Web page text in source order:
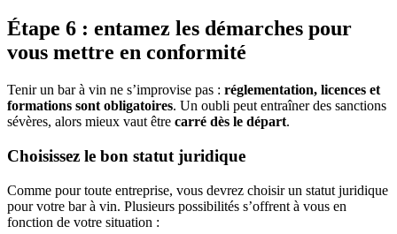
Étape 6 : entamez les démarches pour
vous mettre en conformité
Tenir un bar à vin ne s’improvise pas : réglementation, licences et
formations sont obligatoires. Un oubli peut entraîner des sanctions
sévères, alors mieux vaut être carré dès le départ.
Choisissez le bon statut juridique
Comme pour toute entreprise, vous devrez choisir un statut juridique
pour votre bar à vin. Plusieurs possibilités s’offrent à vous en
fonction de votre situation :